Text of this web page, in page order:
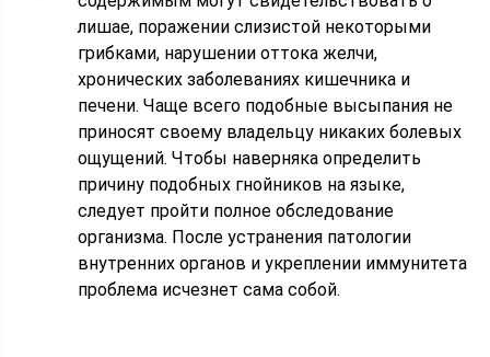
лишае, поражении слизистой некоторыми
грибками, нарушении оттока желчи,
хронических заболеваниях кишечника и
печени. Чаще всего подобные высыпания не
приносят своему владельцу никаких болевых
ощущений. Чтобы наверняка определить
причину подобных гнойников на языке,
следует пройти полное обследование
организма. После устранения патологии
внутренних органов и укреплении иммунитета
проблема исчезнет сама собой.